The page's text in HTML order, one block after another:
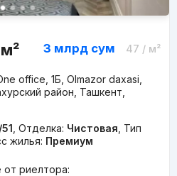
3 млрд сум 47 / м²
office, 1Б, Olmazor daxasi,
район, Ташкент,
Отделка: Чистовая Тип
жилья: Премиум
риелтора: